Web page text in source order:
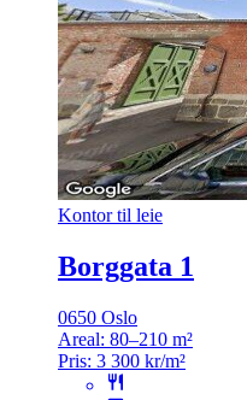
Kontor til leie
Borggata 1
0650 Oslo
Areal: 80–210 m²
Pris: 3 300 kr/m²